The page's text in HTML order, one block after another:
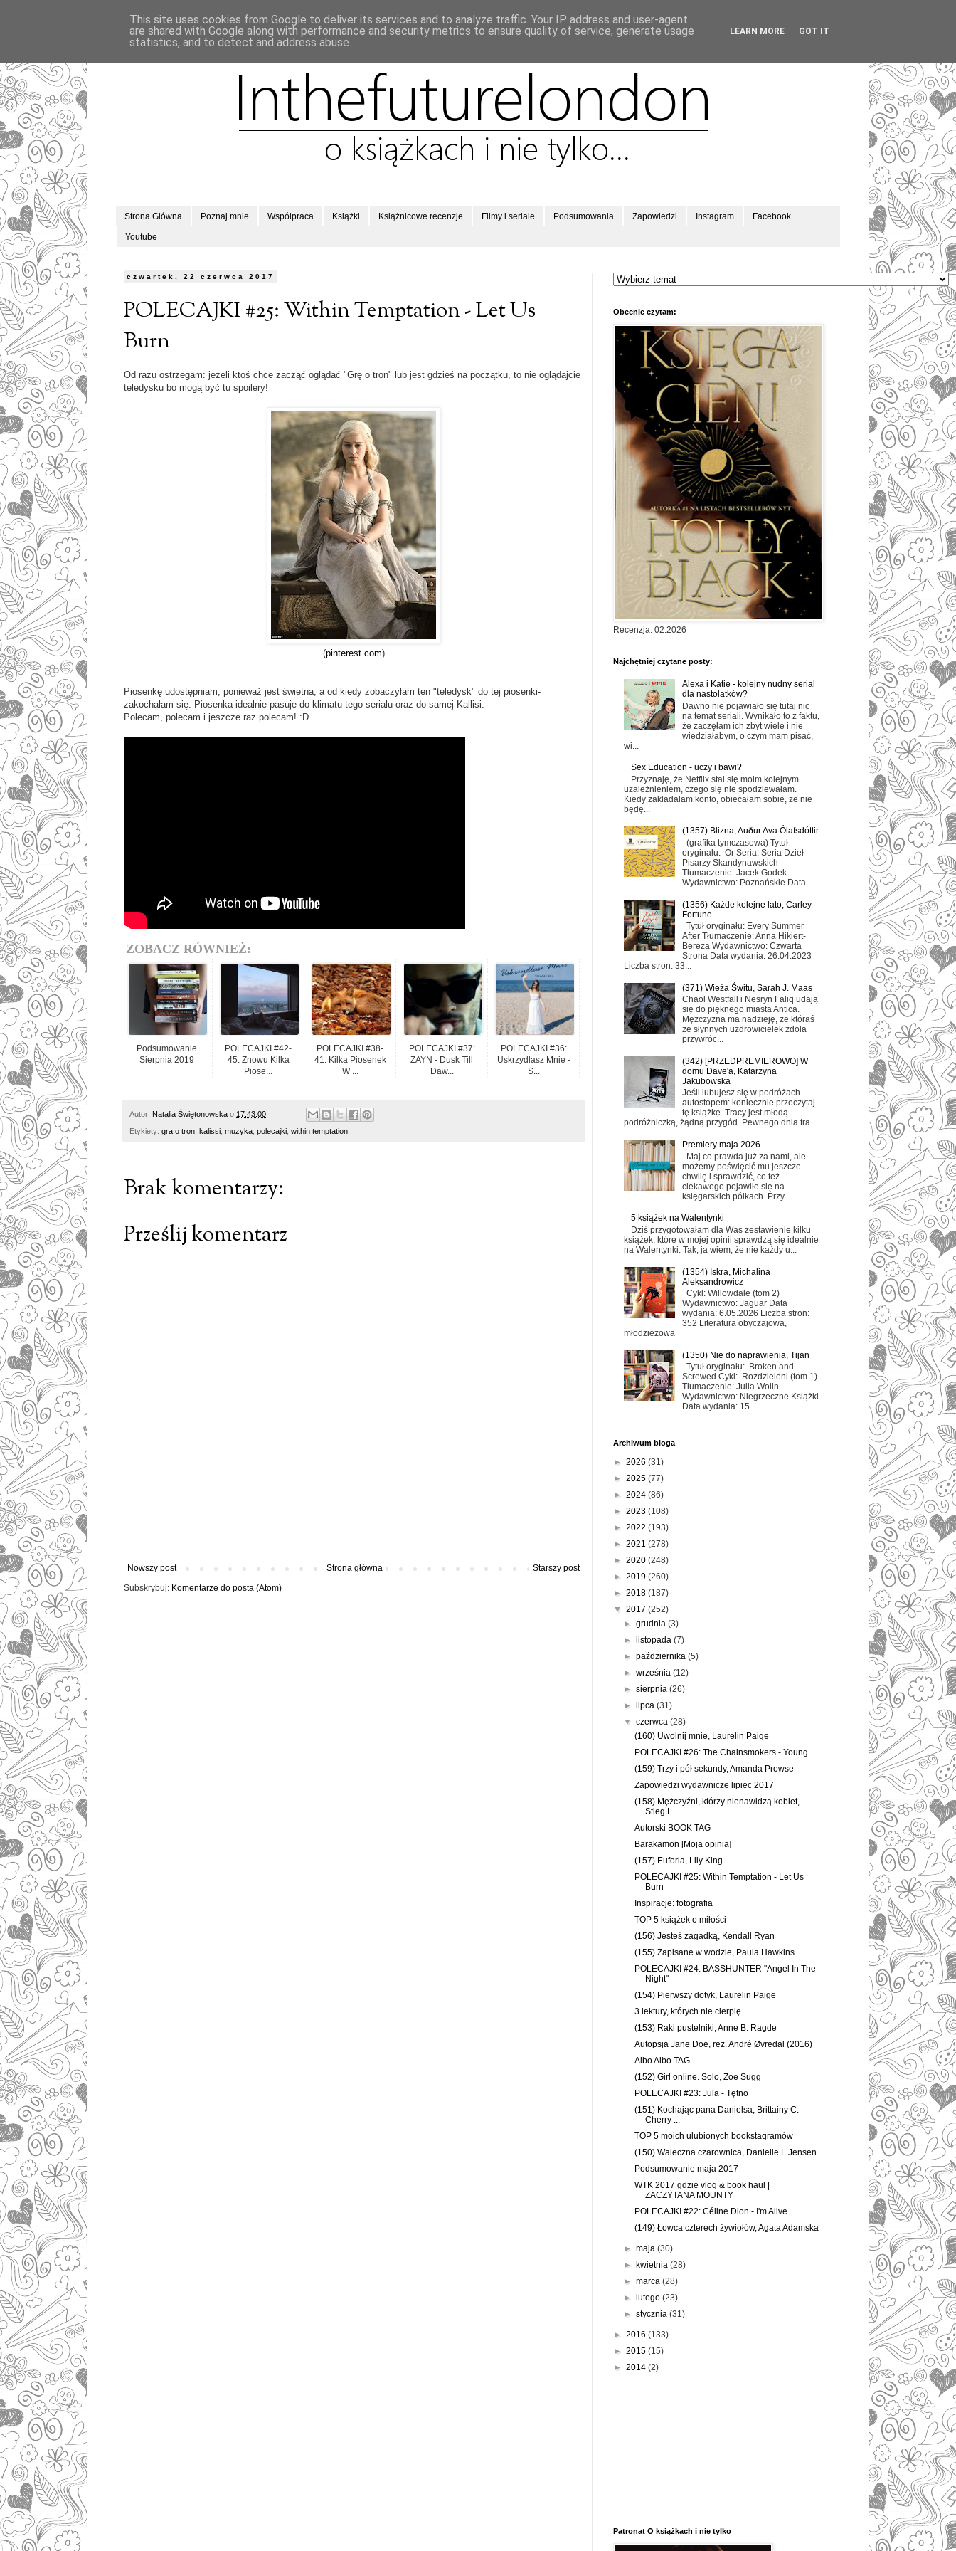
Strona Główna Poznaj mnie Współpraca Książki Książnicowe recenzje Filmy i seriale Podsumowania Zapowiedzi Instagram Facebook
Youtube
czwartek, 22 czerwca 2017
POLECAJKI #25: Within Temptation - Let Us
Burn
Od razu ostrzegam: jeżeli ktoś chce zacząć oglądać "Grę o tron" lub jest gdzieś na początku, to nie oglądajcie
teledysku bo mogą być tu spoilery!
(pinterest.com)
Piosenkę udostępniam, ponieważ jest świetna, a od kiedy zobaczyłam ten "teledysk" do tej piosenki-
zakochałam się. Piosenka idealnie pasuje do klimatu tego serialu oraz do samej Kallisi.
Polecam, polecam i jeszcze raz polecam! :D
ZOBACZ RÓWNIEŻ:
Podsumowanie
Sierpnia 2019
POLECAJKI #42-
45: Znowu Kilka
Piose...
POLECAJKI #38-
41: Kilka Piosenek
W ...
POLECAJKI #37:
ZAYN - Dusk Till
Daw...
POLECAJKI #36:
Uskrzydlasz Mnie -
S...
Autor: Natalia Świętonowska o 17:43:00
Etykiety: gra o tron kalissi muzyka polecajki within temptation
Brak komentarzy:
Prześlij komentarz
Nowszy post Starszy post
Strona główna
Subskrybuj: Komentarze do posta (Atom)
Obecnie czytam:
Recenzja: 02.2026
Najchętniej czytane posty:
Alexa i Katie - kolejny nudny serial
dla nastolatków?
Dawno nie pojawiało się tutaj nic
na temat seriali. Wynikało to z faktu,
że zaczęłam ich zbyt wiele i nie
wiedziałabym, o czym mam pisać,
wi...
Sex Education - uczy i bawi?
Przyznaję, że Netflix stał się moim kolejnym
uzależnieniem, czego się nie spodziewałam.
Kiedy zakładałam konto, obiecałam sobie, że nie
będę...
(1357) Blizna, Auður Ava Ólafsdóttir
(grafika tymczasowa) Tytuł
oryginału: Ör Seria: Seria Dzieł
Pisarzy Skandynawskich
Tłumaczenie: Jacek Godek
Wydawnictwo: Poznańskie Data ...
(1356) Każde kolejne lato, Carley
Fortune
Tytuł oryginału: Every Summer
After Tłumaczenie: Anna Hikiert-
Bereza Wydawnictwo: Czwarta
Strona Data wydania: 26.04.2023
Liczba stron: 33...
(371) Wieża Świtu, Sarah J. Maas
Chaol Westfall i Nesryn Faliq udają
się do pięknego miasta Antica.
Mężczyzna ma nadzieję, że któraś
ze słynnych uzdrowicielek zdoła
przywróc...
(342) [PRZEDPREMIEROWO] W
domu Dave'a, Katarzyna
Jakubowska
Jeśli lubujesz się w podróżach
autostopem: koniecznie przeczytaj
tę książkę. Tracy jest młodą
podróżniczką, żądną przygód. Pewnego dnia tra...
Premiery maja 2026
Maj co prawda już za nami, ale
możemy poświęcić mu jeszcze
chwilę i sprawdzić, co też
ciekawego pojawiło się na
księgarskich półkach. Przy...
5 książek na Walentynki
Dziś przygotowałam dla Was zestawienie kilku
książek, które w mojej opinii sprawdzą się idealnie
na Walentynki. Tak, ja wiem, że nie każdy u...
(1354) Iskra, Michalina
Aleksandrowicz
Cykl: Willowdale (tom 2)
Wydawnictwo: Jaguar Data
wydania: 6.05.2026 Liczba stron:
352 Literatura obyczajowa,
młodzieżowa
(1350) Nie do naprawienia, Tijan
Tytuł oryginału: Broken and
Screwed Cykl: Rozdzieleni (tom 1)
Tłumaczenie: Julia Wolin
Wydawnictwo: Niegrzeczne Książki
Data wydania: 15...
Archiwum bloga
► 2026 (31)
► 2025 (77)
► 2024 (86)
► 2023 (108)
► 2022 (193)
► 2021 (278)
► 2020 (248)
► 2019 (260)
► 2018 (187)
▼ 2017 (252)
►grudnia(3)
►
listopada(7)
►października(5)
►września(12)
►sierpnia(26)
►
lipca(31)
▼czerwca(28)
(160) Uwolnij mnie, Laurelin Paige
POLECAJKI #26: The Chainsmokers - Young
(159) Trzy i pół sekundy, Amanda Prowse
Zapowiedzi wydawnicze lipiec 2017
(158) Mężczyźni, którzy nienawidzą kobiet,
Stieg L...
Autorski BOOK TAG
Barakamon [Moja opinia]
(157) Euforia, Lily King
POLECAJKI #25: Within Temptation - Let Us
Burn
Inspiracje: fotografia
TOP 5 książek o miłości
(156) Jesteś zagadką, Kendall Ryan
(155) Zapisane w wodzie, Paula Hawkins
POLECAJKI #24: BASSHUNTER "Angel In The
Night"
(154) Pierwszy dotyk, Laurelin Paige
3 lektury, których nie cierpię
(153) Raki pustelniki, Anne B. Ragde
Autopsja Jane Doe, reż. André Øvredal (2016)
Albo Albo TAG
(152) Girl online. Solo, Zoe Sugg
POLECAJKI #23: Jula - Tętno
(151) Kochając pana Danielsa, Brittainy C.
Cherry ...
TOP 5 moich ulubionych bookstagramów
(150) Waleczna czarownica, Danielle L Jensen
Podsumowanie maja 2017
WTK 2017 gdzie vlog & book haul |
ZACZYTANA MOUNTY
POLECAJKI #22: Céline Dion - I'm Alive
(149) Łowca czterech żywiołów, Agata Adamska
►maja(30)
► kwietnia(28)
►marca(28)
►
lutego(23)
►stycznia(31)
► 2016 (133)
► 2015 (15)
► 2014 (2)
Patronat O książkach i nie tylko
This site uses cookies from Google to deliver its services and to analyze traffic. Your IP address and user-agent
are shared with Google along with performance and security metrics to ensure quality of service, generate usage
statistics, and to detect and address abuse.
LEARN MORE GOT IT